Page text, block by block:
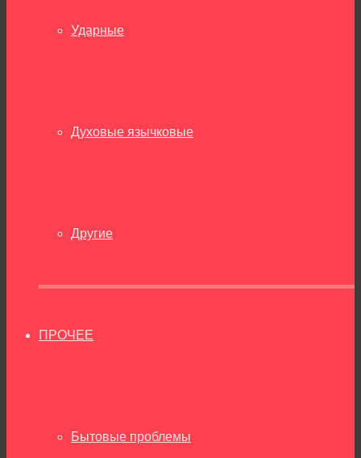
Ударные
Духовые язычковые
Другие
ПРОЧЕЕ
Бытовые проблемы